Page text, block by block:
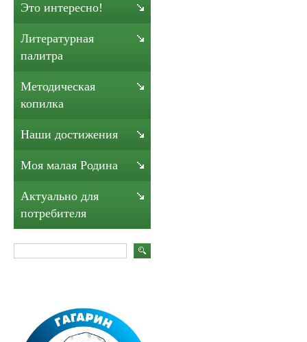
Это интересно!
Литературная
палитра
Методическая
копилка
Наши достижения
Моя малая Родина
Актуально для
потребителя